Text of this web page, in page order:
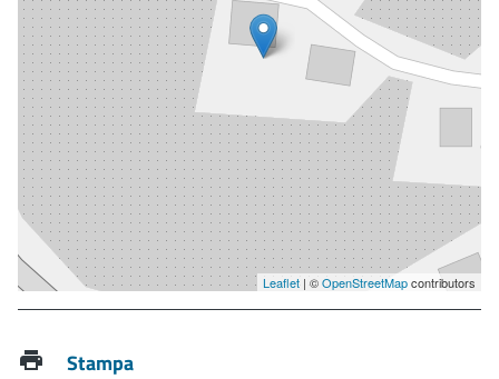
Leaflet | ©OpenStreetMapcontributors
Stampa